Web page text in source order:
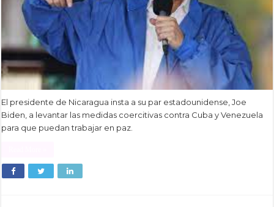
El presidente de Nicaragua insta a su par estadounidense, Joe
Biden, a levantar las medidas coercitivas contra Cuba y Venezuela
para que puedan trabajar en paz.